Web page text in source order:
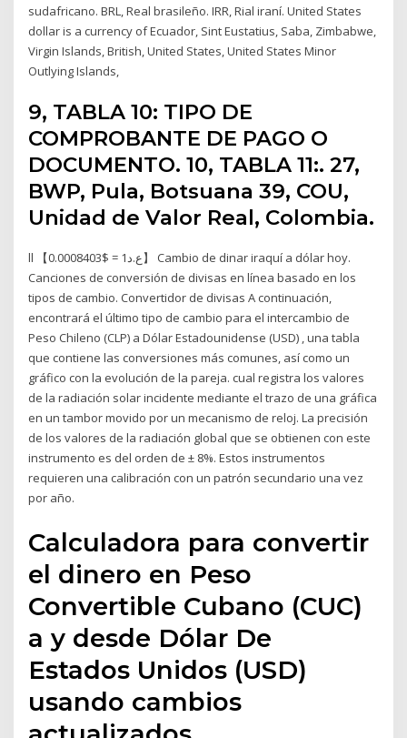
sudafricano. BRL, Real brasileño. IRR, Rial iraní. United States
dollar is a currency of Ecuador, Sint Eustatius, Saba, Zimbabwe,
Virgin Islands, British, United States, United States Minor
Outlying Islands,
9, TABLA 10: TIPO DE
COMPROBANTE DE PAGO O
DOCUMENTO. 10, TABLA 11:. 27,
BWP, Pula, Botsuana 39, COU,
Unidad de Valor Real, Colombia.
ll 【ع.د1 = $0.0008403】 Cambio de dinar iraquí a dólar hoy.
Canciones de conversión de divisas en línea basado en los
tipos de cambio. Convertidor de divisas A continuación,
encontrará el último tipo de cambio para el intercambio de
Peso Chileno (CLP) a Dólar Estadounidense (USD) , una tabla
que contiene las conversiones más comunes, así como un
gráfico con la evolución de la pareja. cual registra los valores
de la radiación solar incidente mediante el trazo de una gráfica
en un tambor movido por un mecanismo de reloj. La precisión
de los valores de la radiación global que se obtienen con este
instrumento es del orden de ± 8%. Estos instrumentos
requieren una calibración con un patrón secundario una vez
por año.
Calculadora para convertir
el dinero en Peso
Convertible Cubano (CUC)
a y desde Dólar De
Estados Unidos (USD)
usando cambios